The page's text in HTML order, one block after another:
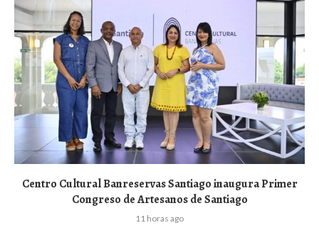
Centro Cultural Banreservas Santiago inaugura Primer
Congreso de Artesanos de Santiago
11 horas ago